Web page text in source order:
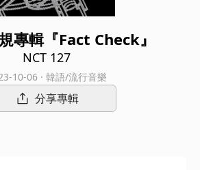
專輯『Fact Check』
NCT 127
10-06 · 韓語/流行音樂
分享專輯